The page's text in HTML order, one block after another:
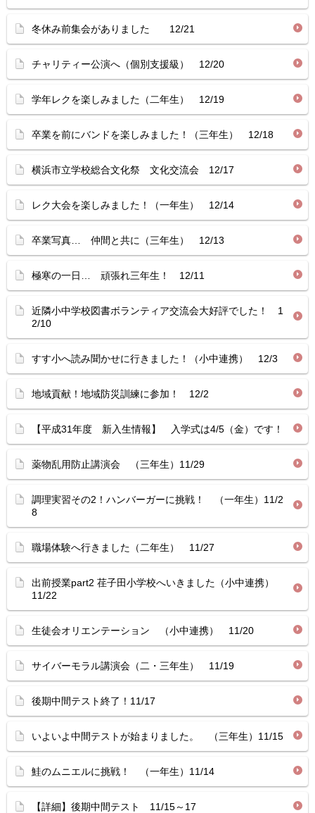
冬休み前集会がありました 12/21
チャリティー公演へ（個別支援級） 12/20
学年レクを楽しみました（二年生） 12/19
卒業を前にバンドを楽しみました！（三年生） 12/18
横浜市立学校総合文化祭 文化交流会 12/17
レク大会を楽しみました！（一年生） 12/14
卒業写真… 仲間と共に（三年生） 12/13
極寒の一日… 頑張れ三年生！ 12/11
近隣小中学校図書ボランティア交流会大好評でした！ 1
2/10
すす小へ読み聞かせに行きました！（小中連携） 12/3
地域貢献！地域防災訓練に参加！ 12/2
【平成31年度 新入生情報】 入学式は4/5（金）です！
薬物乱用防止講演会 （三年生）11/29
調理実習その2！ハンバーガーに挑戦！ （一年生）11/2
8
職場体験へ行きました（二年生） 11/27
出前授業part2 荏子田小学校へいきました（小中連携）
11/22
生徒会オリエンテーション （小中連携） 11/20
サイバーモラル講演会（二・三年生） 11/19
後期中間テスト終了！11/17
いよいよ中間テストが始まりました。 （三年生）11/15
鮭のムニエルに挑戦！ （一年生）11/14
【詳細】後期中間テスト 11/15～17